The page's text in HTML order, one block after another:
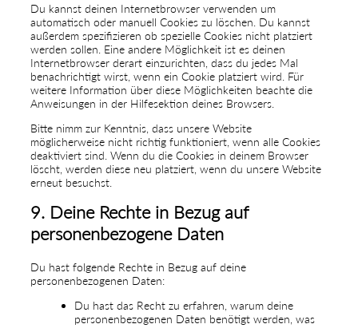
Du kannst deinen Internetbrowser verwenden um
automatisch oder manuell Cookies zu löschen. Du kannst
außerdem spezifizieren ob spezielle Cookies nicht platziert
werden sollen. Eine andere Möglichkeit ist es deinen
Internetbrowser derart einzurichten, dass du jedes Mal
benachrichtigt wirst, wenn ein Cookie platziert wird. Für
weitere Information über diese Möglichkeiten beachte die
Anweisungen in der Hilfesektion deines Browsers.
Bitte nimm zur Kenntnis, dass unsere Website
möglicherweise nicht richtig funktioniert, wenn alle Cookies
deaktiviert sind. Wenn du die Cookies in deinem Browser
löscht, werden diese neu platziert, wenn du unsere Website
erneut besuchst.
9. Deine Rechte in Bezug auf
personenbezogene Daten
Du hast folgende Rechte in Bezug auf deine
personenbezogenen Daten:
Du hast das Recht zu erfahren, warum deine
personenbezogenen Daten benötigt werden, was